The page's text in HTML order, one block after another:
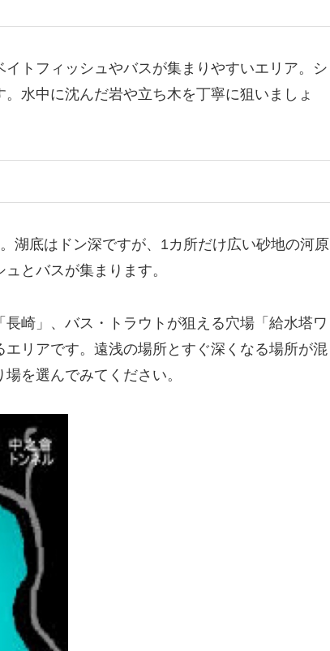
トフィッシュやバスが集まりやすいエリア。シ
水中に沈んだ岩や立ち木を丁寧に狙いましょ
湖底はドン深ですが、1カ所だけ広い砂地の河原
とバスが集まります。
崎」、バス・トラウトが狙える穴場「給水塔ワ
リアです。遠浅の場所とすぐ深くなる場所が混
を選んでみてください。